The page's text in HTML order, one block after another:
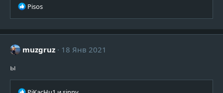
Р
к
и
Pisos
muzgruz
18 Янв 2021
ы